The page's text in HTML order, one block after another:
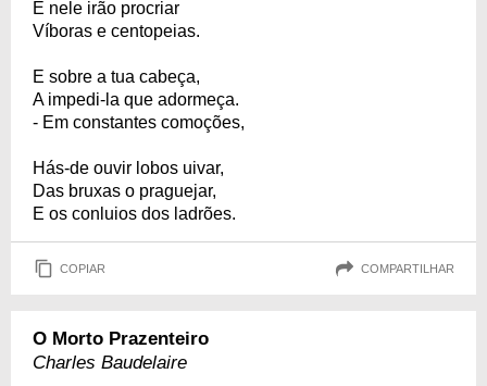
E nele irão procriar
Víboras e centopeias.
E sobre a tua cabeça,
A impedi-la que adormeça.
- Em constantes comoções,
Hás-de ouvir lobos uivar,
Das bruxas o praguejar,
E os conluios dos ladrões.
COPIAR COMPARTILHAR
O Morto Prazenteiro
Charles Baudelaire